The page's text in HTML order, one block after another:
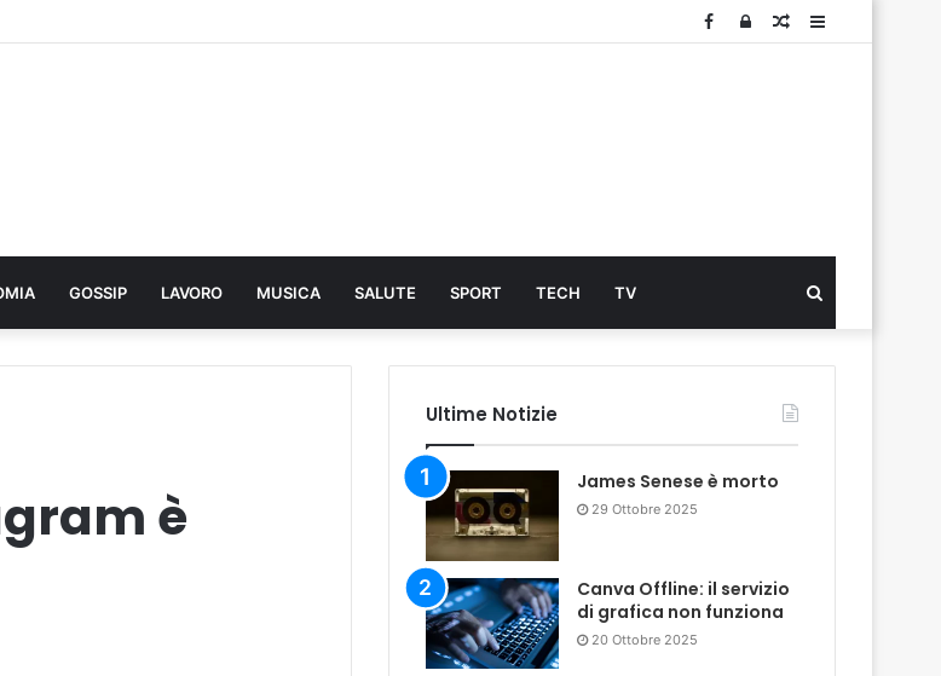
Sidebar
Articolo
Log
Facebook
GOSSIP LAVORO MUSICA SALUTE SPORT TECH TV
...
è
Ultime Notizie
James Senese è morto
29 Ottobre 2025
Canva Offline: il servizio
di grafica non funziona
20 Ottobre 2025